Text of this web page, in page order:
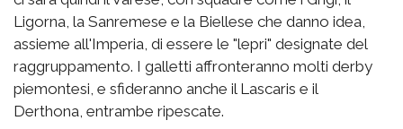
Ligorna, la Sanremese e la Biellese che danno idea,
assieme all'Imperia, di essere le "lepri" designate del
raggruppamento. I galletti affronteranno molti derby
piemontesi, e sfideranno anche il Lascaris e il
Derthona, entrambe ripescate.